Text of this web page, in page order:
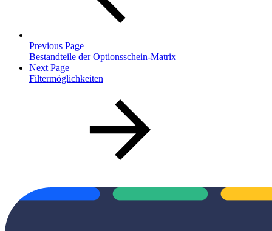
Previous Page
Bestandteile der Optionsschein-Matrix
Next Page
Filtermöglichkeiten